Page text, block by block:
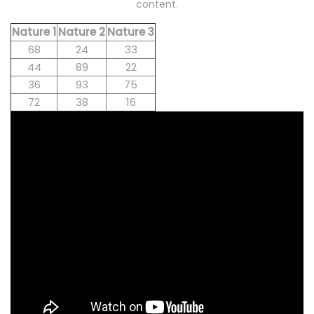
content.
Nature 1Nature 2Nature 3
68
24
33
44
89
22
36
93
75
72
38 16